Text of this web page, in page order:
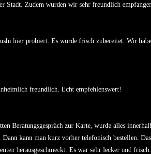
Stadt. Zudem wurden wir sehr freundlich
hier probiert. Es wurde frisch zubereitet. Wir
freundlich. Echt empfehlenswert!
Beratungsgespräch zur Karte, wurde alles
kann man kurz vorher telefonisch bestellen.
herausgeschmeckt. Es war sehr lecker und frisch.